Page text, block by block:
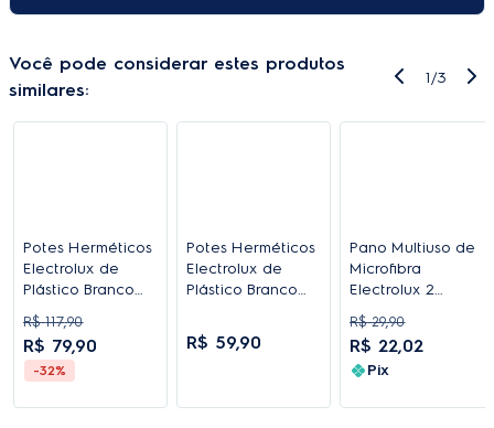
Você pode considerar estes produtos
similares:
1/3
Potes Herméticos
Electrolux de
Plástico Branco
Retangular com
10 Unidades
R$ 117,90
R$ 79,90
-32%
Potes Herméticos
Electrolux de
Plástico Branco
Unidades
R$ 59,90
Pano Multiuso de
Microfibra
Electrolux 2
Unidades
R$ 29,90
R$ 22,02
Pix